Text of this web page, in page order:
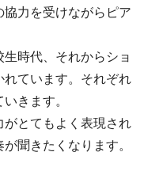
力を受けながらピア
時代、それからショ
ています。それぞれ
きます。
とてもよく表現され
聞きたくなります。